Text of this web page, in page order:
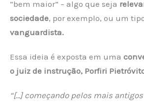
“bem maior” – algo que seja
sociedade, por exemplo, ou um
vanguardista.
Essa ideia é exposta em uma
o juiz de instrução, Porfiri
“[…] começando pelos mais